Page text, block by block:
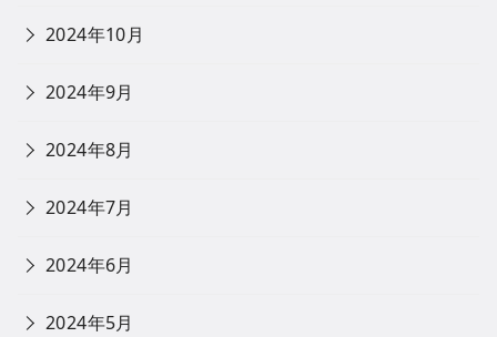
2024年10月
2024年9月
2024年8月
2024年7月
2024年6月
2024年5月